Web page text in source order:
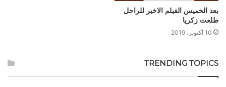
بعد الخميس الفيلم الاخير للراحل
طلعت زكريا
10 أكتوبر، 2019
TRENDING TOPICS